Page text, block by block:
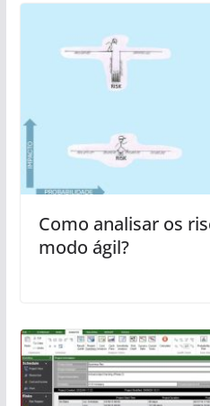
Como analisar os
modo ágil?